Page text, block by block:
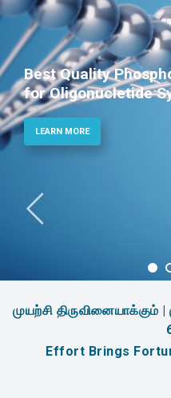
Best Quality
for Oligonucletide
LEARN MORE
முயற்சி
Effort Brings